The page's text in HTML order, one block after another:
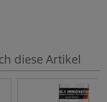
diese Artikel